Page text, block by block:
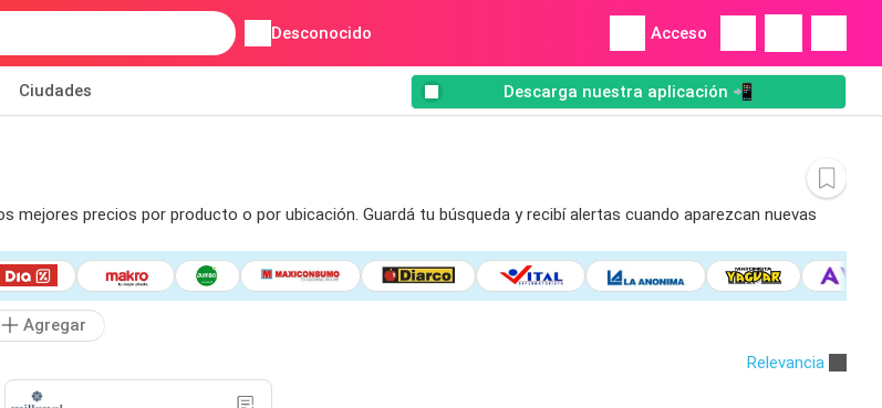
Desconocido Acceso
Ciudades Descarga nuestra aplicación 📲
precios por producto o por ubicación. Guardá tu búsqueda y recibí alertas cuando aparezcan nuevas
Agregar
Relevancia